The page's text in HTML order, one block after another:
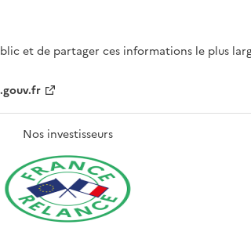
et de partager ces informations le plus
Nos investisseurs